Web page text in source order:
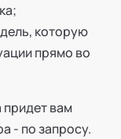
которую
прямо во
вам
- по запросу.